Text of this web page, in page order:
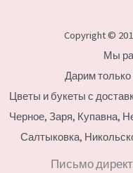
Copyright ©
Мы
Дарим
Цветы и букеты с
Черное, Заря, Купавна,
Салтыковка,
Письмо